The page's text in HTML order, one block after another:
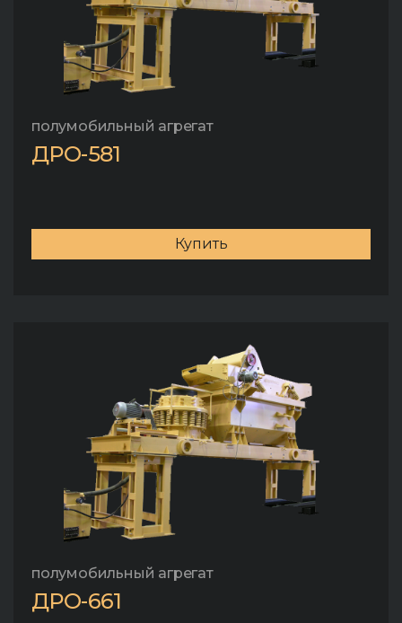
полумобильный агрегат
ДРО-581
Купить
полумобильный агрегат
ДРО-661